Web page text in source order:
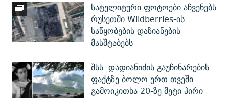
სატელიტური ფოტოები აჩვენებს
რუსეთში Wildberries-ის
საწყობების დაზიანების
მასშტაბებს
შსს: დადიანიძის გაუჩინარების
ფაქტზე ბოლო ერთ თვეში
გამოიკითხა 20-ზე მეტი პირი